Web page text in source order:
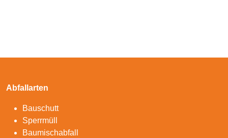
Abfallarten
Bauschutt
Sperrmüll
Baumischabfall